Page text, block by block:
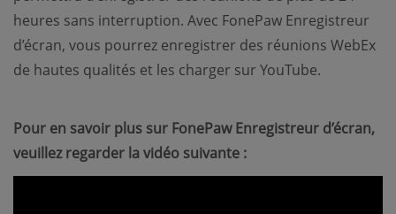
heures sans interruption. Avec FonePaw Enregistreur
d’écran, vous pourrez enregistrer des réunions WebEx
de hautes qualités et les charger sur YouTube.
Pour en savoir plus sur FonePaw Enregistreur d’écran,
veuillez regarder la vidéo suivante :